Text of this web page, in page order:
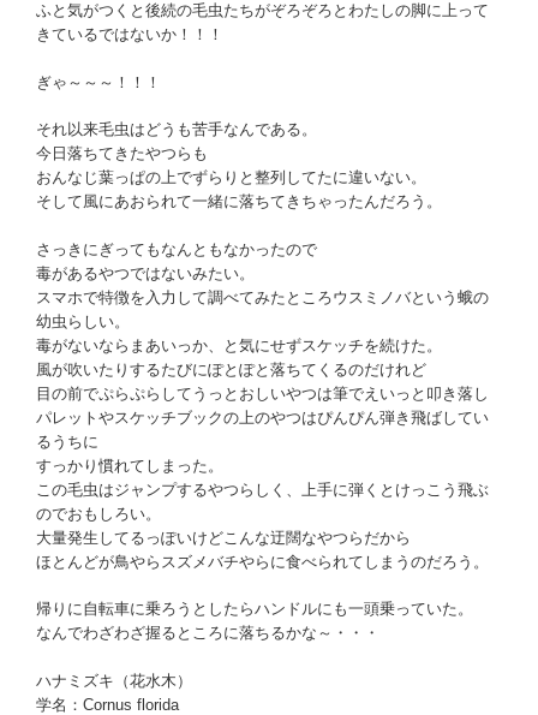
ふと気がつくと後続の毛虫たちがぞろぞろとわたしの脚に上って
きているではないか！！！
ぎゃ～～～！！！
それ以来毛虫はどうも苦手なんである。
今日落ちてきたやつらも
おんなじ葉っぱの上でずらりと整列してたに違いない。
そして風にあおられて一緒に落ちてきちゃったんだろう。
さっきにぎってもなんともなかったので
毒があるやつではないみたい。
スマホで特徴を入力して調べてみたところウスミノバという蛾の
幼虫らしい。
毒がないならまあいっか、と気にせずスケッチを続けた。
風が吹いたりするたびにぽとぽと落ちてくるのだけれど
目の前でぷらぷらしてうっとおしいやつは筆でえいっと叩き落し
パレットやスケッチブックの上のやつはぴんぴん弾き飛ばしてい
るうちに
すっかり慣れてしまった。
この毛虫はジャンプするやつらしく、上手に弾くとけっこう飛ぶ
のでおもしろい。
大量発生してるっぽいけどこんな迂闊なやつらだから
ほとんどが鳥やらスズメバチやらに食べられてしまうのだろう。
帰りに自転車に乗ろうとしたらハンドルにも一頭乗っていた。
なんでわざわざ握るところに落ちるかな～・・・
ハナミズキ（花水木）
学名：Cornus florida